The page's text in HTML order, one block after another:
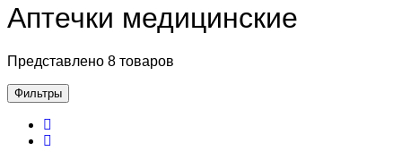
Аптечки медицинские
Представлено 8 товаров
Фильтры